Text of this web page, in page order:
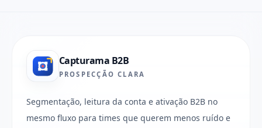
Capturama B2B
PROSPECÇÃO CLARA
Segmentação, leitura da conta e ativação B2B no
mesmo fluxo para times que querem menos ruído e